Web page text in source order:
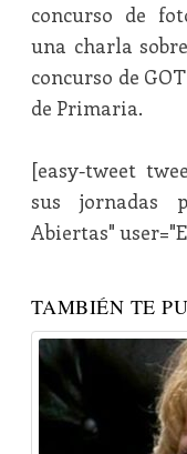
concurso de
una charla
concurso de
de Primaria.
[easy-tweet
sus jornadas
Abiertas"
TAMBIÉN TE